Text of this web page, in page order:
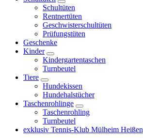
Schultüten
Rentnertüten
Geschwisterschultüten
Prüfungstüten
Geschenke
Kinder
Kindergartentaschen
Turnbeutel
Tiere
Hundekissen
Hundehalstücher
Taschenrohlinge
Taschenrohling
Turnbeutel
exklusiv Tennis-Klub Mülheim Heißen